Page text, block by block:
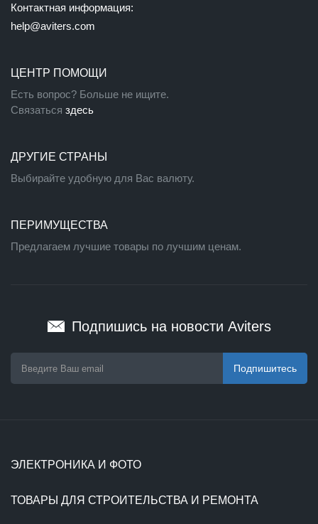
Контактная информация:
help@aviters.com
ЦЕНТР ПОМОЩИ
Есть вопрос? Больше не ищите.
Связаться здесь
ДРУГИЕ СТРАНЫ
Выбирайте удобную для Вас валюту.
ПЕРИМУЩЕСТВА
Предлагаем лучшие товары по лучшим ценам.
Подпишись на новости Aviters
Подпишитесь
ЭЛЕКТРОНИКА И ФОТО
ТОВАРЫ ДЛЯ СТРОИТЕЛЬСТВА И РЕМОНТА